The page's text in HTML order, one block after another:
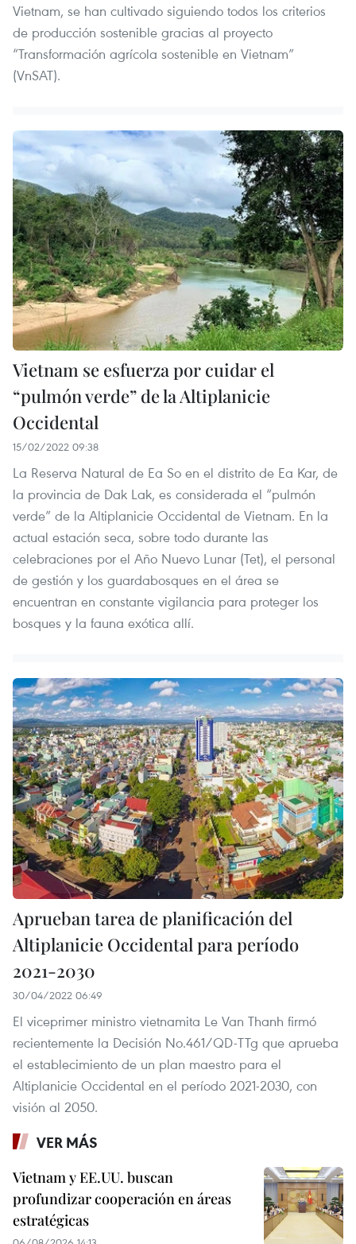
Vietnam, se han cultivado siguiendo todos los criterios
de producción sostenible gracias al proyecto
“Transformación agrícola sostenible en Vietnam”
(VnSAT).
Vietnam se esfuerza por cuidar el
“pulmón verde” de la Altiplanicie
Occidental
15/02/2022 09:38
La Reserva Natural de Ea So en el distrito de Ea Kar, de
la provincia de Dak Lak, es considerada el “pulmón
verde” de la Altiplanicie Occidental de Vietnam. En la
actual estación seca, sobre todo durante las
celebraciones por el Año Nuevo Lunar (Tet), el personal
de gestión y los guardabosques en el área se
encuentran en constante vigilancia para proteger los
bosques y la fauna exótica allí.
Aprueban tarea de planificación del
Altiplanicie Occidental para período
2021-2030
30/04/2022 06:49
El viceprimer ministro vietnamita Le Van Thanh firmó
recientemente la Decisión No.461/QD-TTg que aprueba
el establecimiento de un plan maestro para el
Altiplanicie Occidental en el período 2021-2030, con
visión al 2050.
VER MÁS
Vietnam y EE.UU. buscan
profundizar cooperación en áreas
estratégicas